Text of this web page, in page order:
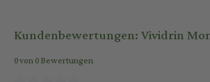
- Für Erwachsene ab 18 Jahren nach ärztl.
Kundenbewertungen: Vividrin
0 von 0 Bewertungen